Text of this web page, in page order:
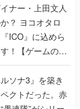
！【ゲームの企
ソナ3』を築き
クトだった。赤
連隊”がシリー
【橋野桂インタ